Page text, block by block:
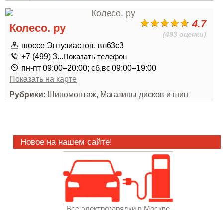
4.7
(493 оценки)
Колесо. ру
шоссе Энтузиастов, вл63с3
+7 (499) 3...Показать телефон
пн-пт 09:00–20:00; сб,вс 09:00–19:00
Показать на карте
Рубрики: Шиномонтаж, Магазины дисков и шин
Новое на нашем сайте!